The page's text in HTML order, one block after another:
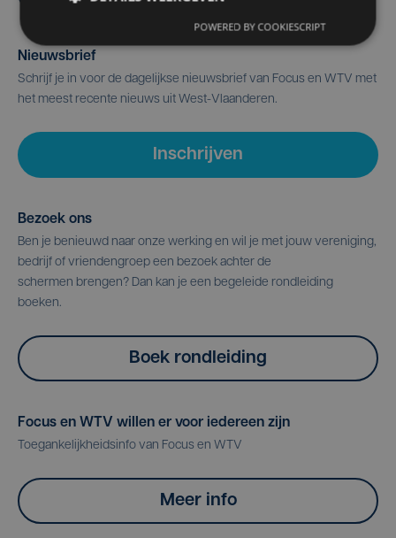
Nieuwsbrief
Schrijf je in voor de dagelijkse nieuwsbrief van Focus en WTV met
het meest recente nieuws uit West-Vlaanderen.
Inschrijven
Bezoek ons
Ben je benieuwd naar onze werking en wil je met jouw vereniging,
bedrijf of vriendengroep een bezoek achter de
schermen brengen? Dan kan je een begeleide rondleiding
boeken.
Boek rondleiding
Focus en WTV willen er voor iedereen zijn
Toegankelijkheidsinfo van Focus en WTV
Meer info
POWERED BY COOKIESCRIPT